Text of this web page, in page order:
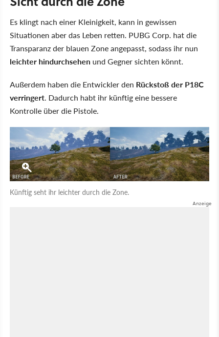
Es klingt nach einer Kleinigkeit, kann in gewissen
Situationen aber das Leben retten. PUBG Corp. hat die
Transparanz der blauen Zone angepasst, sodass ihr nun
leichter hindurchsehen und Gegner sichten könnt.
Außerdem haben die Entwickler den Rückstoß der P18C
verringert. Dadurch habt ihr künftig eine bessere
Kontrolle über die Pistole.
Künftig seht ihr leichter durch die Zone.